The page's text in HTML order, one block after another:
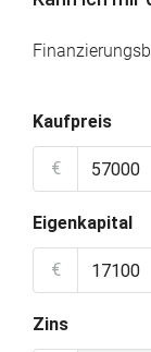
Kaufpreis
€
Eigenkapital
€
Zins